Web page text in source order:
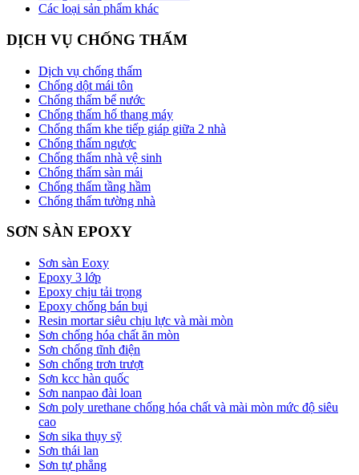
Các loại sản phẩm khác
DỊCH VỤ CHỐNG THẤM
Dịch vụ chống thấm
Chống dột mái tôn
Chống thấm bể nước
Chống thấm hố thang máy
Chống thấm khe tiếp giáp giữa 2 nhà
Chống thấm ngược
Chống thấm nhà vệ sinh
Chống thấm sàn mái
Chống thấm tầng hầm
Chống thấm tường nhà
SƠN SÀN EPOXY
Sơn sàn Eoxy
Epoxy 3 lớp
Epoxy chịu tải trọng
Epoxy chống bán bụi
Resin mortar siêu chịu lực và mài mòn
Sơn chống hóa chất ăn mòn
Sơn chống tĩnh điện
Sơn chống trơn trượt
Sơn kcc hàn quốc
Sơn nanpao đài loan
Sơn poly urethane chống hóa chất và mài mòn mức độ siêu
cao
Sơn sika thụy sỹ
Sơn thái lan
Sơn tự phẳng